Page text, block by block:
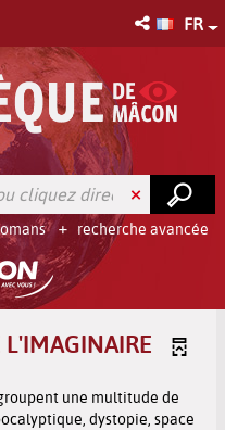
FR
recherche avancée
L'IMAGINAIRE
une multitude de
dystopie, space